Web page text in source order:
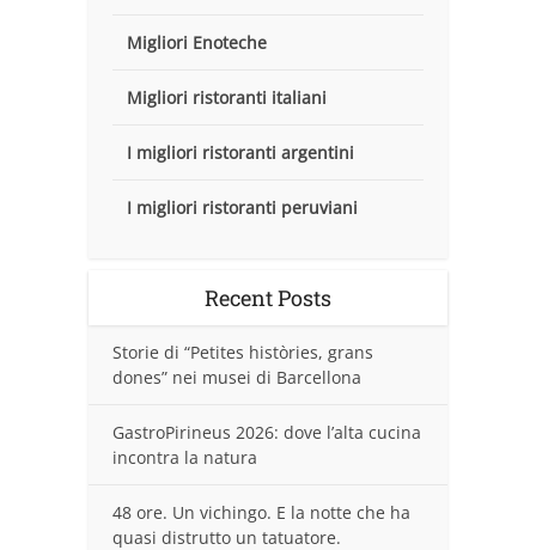
Migliori Enoteche
Migliori ristoranti italiani
I migliori ristoranti argentini
I migliori ristoranti peruviani
Recent Posts
Storie di “Petites històries, grans
dones” nei musei di Barcellona
GastroPirineus 2026: dove l’alta cucina
incontra la natura
48 ore. Un vichingo. E la notte che ha
quasi distrutto un tatuatore.